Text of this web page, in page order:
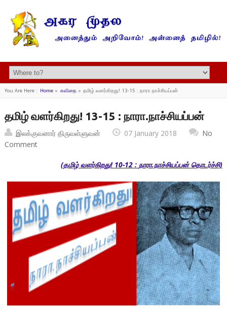
You Are Here : Home» கவிதை» தமிழ் வளர்கிறது! 13-15 : நாரா.நாச்சியப்பன்
தமிழ் வளர்கிறது! 13-15 : நாரா.நாச்சியப்பன்
இலக்குவனார் திருவள்ளுவன் 07 January 2018
No
Comment
(தமிழ் வளர்கிறது! 10-12 :நாரா.நாச்சியப்பன்தொடர்ச்சி)